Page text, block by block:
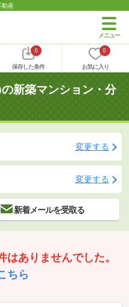
動産
0
保存した条件
0
お気に入り
新築マンション・分
変更する
変更する
新着メールを受取る
ありませんでした。
ちら